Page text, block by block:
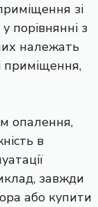
зі
порівнянні з
належать
приміщення,
опалення,
в
завжди
або купити